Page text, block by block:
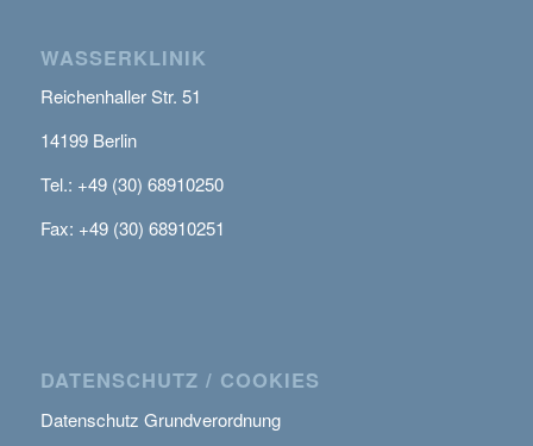
WASSERKLINIK
Reichenhaller Str. 51
14199 Berlin
Tel.: +49 (30) 68910250
Fax: +49 (30) 68910251
DATENSCHUTZ / COOKIES
Datenschutz Grundverordnung